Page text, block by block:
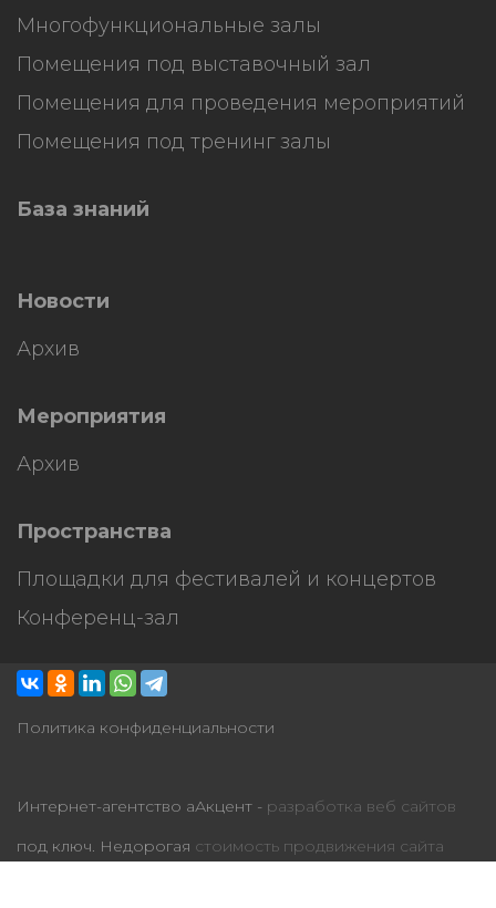
Многофункциональные залы
Помещения под выставочный зал
Помещения для проведения мероприятий
Помещения под тренинг залы
База знаний
Новости
Архив
Мероприятия
Архив
Пространства
Площадки для фестивалей и концертов
Конференц-зал
Политика конфиденциальности
Интернет-агентство аАкцент - разработка веб сайтов
под ключ. Недорогая стоимость продвижения сайта